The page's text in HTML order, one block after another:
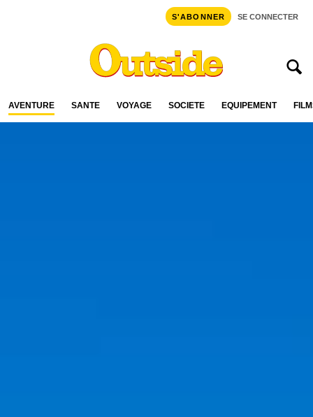
S'ABONNER SE CONNECTER
AVENTURE SANTÉ VOYAGE SOCIÉTÉ ÉQUIPEMENT